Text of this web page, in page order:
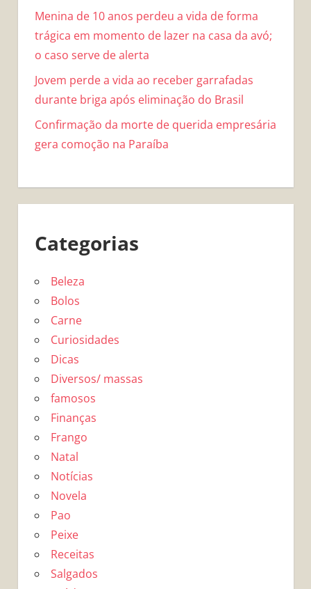
Menina de 10 anos perdeu a vida de forma
trágica em momento de lazer na casa da avó;
o caso serve de alerta
Jovem perde a vida ao receber garrafadas
durante briga após eliminação do Brasil
Confirmação da morte de querida empresária
gera comoção na Paraíba
Categorias
Beleza
Bolos
Carne
Curiosidades
Dicas
Diversos/ massas
famosos
Finanças
Frango
Natal
Notícias
Novela
Pao
Peixe
Receitas
Salgados